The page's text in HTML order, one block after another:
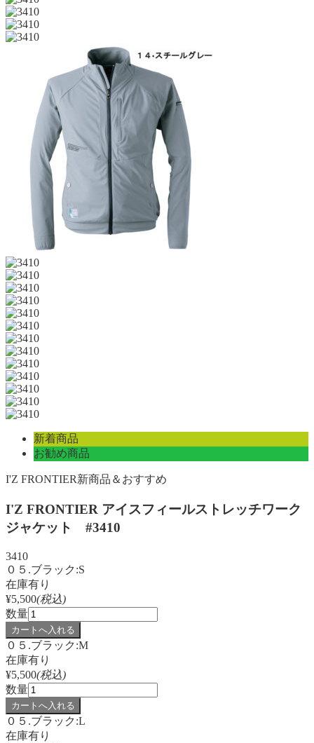
新着商品
お勧め商品
I'Z FRONTIER新商品＆おすすめ
I'Z FRONTIER アイスフィールストレッチワーク
ジャケット #3410
3410
０５.ブラック:S
在庫有り
¥5,500(税込)
数量
０５.ブラック:M
在庫有り
¥5,500(税込)
数量
０５.ブラック:L
在庫有り